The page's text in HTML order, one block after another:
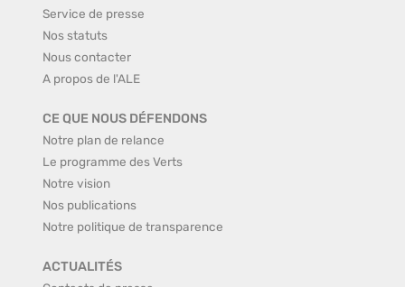
Service de presse
Nos statuts
Nous contacter
A propos de l'ALE
CE QUE NOUS DÉFENDONS
Notre plan de relance
Le programme des Verts
Notre vision
Nos publications
Notre politique de transparence
ACTUALITÉS